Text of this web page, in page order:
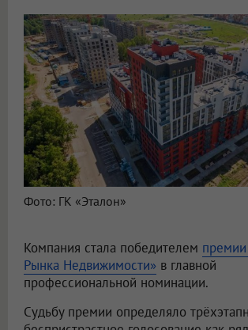
Фото: ГК «Эталон»
Компания стала победителем
Рынка Недвижимости» в главной
профессиональной номинации.
Судьбу премии определяло